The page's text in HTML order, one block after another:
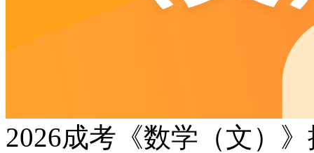
2026成考《数学（文）